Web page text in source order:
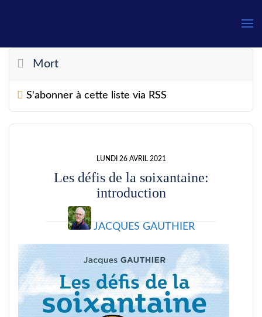
Mort
S'abonner à cette liste via RSS
LUNDI 26 AVRIL 2021
Les défis de la soixantaine:
introduction
JACQUES GAUTHIER